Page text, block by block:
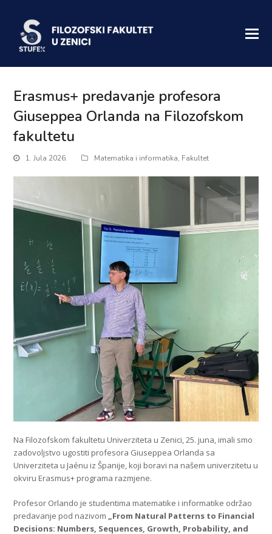
Erasmus+ predavanje profesora
Giuseppea Orlanda na Filozofskom
fakultetu
1. Jula 2026. Matematika i informatika, Fakultet
Na Filozofskom fakultetu Univerziteta u Zenici, 25. juna, imali smo
zadovoljstvo ugostiti profesora Giuseppea Orlanda sa
Univerziteta u Jaénu iz Španije, koji boravi na našem univerzitetu u
okviru Erasmus+ programa razmjene.
Profesor Orlando je studentima matematike i informatike održao
predavanje pod nazivom „From Natural Patterns to Financial
Decisions: Numbers, Sequences, Growth, Probability, and